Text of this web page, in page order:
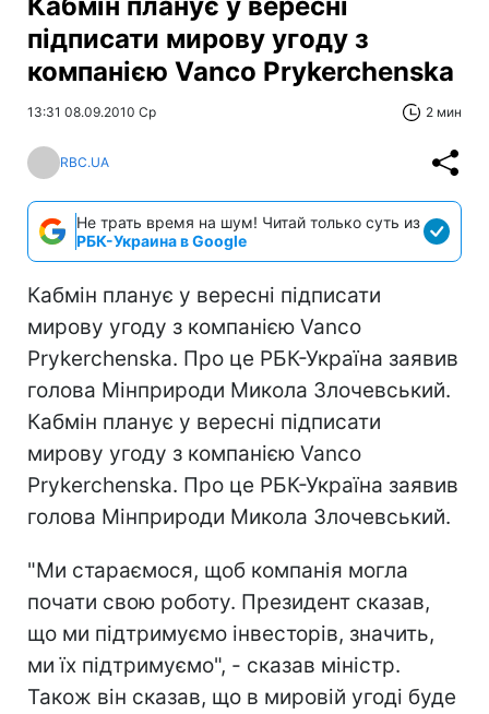
підписати мирову угоду з
компанією Vanco Prykerchenska
13:31 08.09.2010 Ср 2 мин
RBC.UA
Не трать время на шум! Читай только суть из
РБК-Украина в Google
Кабмін планує у вересні підписати
мирову угоду з компанією Vanco
Prykerchenska. Про це РБК-Україна заявив
голова Мінприроди Микола Злочевський.
Кабмін планує у вересні підписати
мирову угоду з компанією Vanco
Prykerchenska. Про це РБК-Україна заявив
голова Мінприроди Микола Злочевський.
"Ми стараємося, щоб компанія могла
почати свою роботу. Президент сказав,
що ми підтримуємо інвесторів, значить,
ми їх підтримуємо", - сказав міністр.
Також він сказав, що в мировій угоді буде